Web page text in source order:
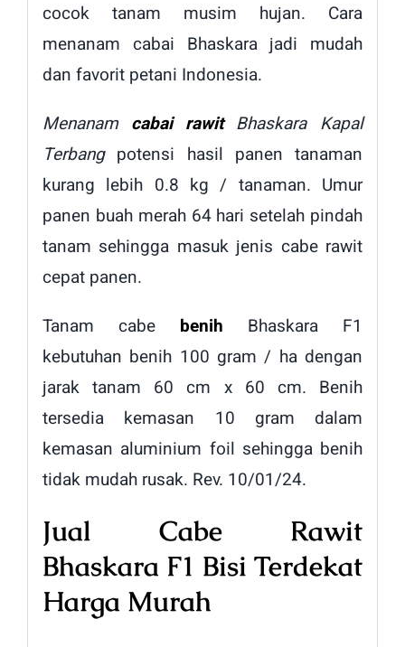
cocok tanam musim hujan. Cara
menanam cabai Bhaskara jadi mudah
dan favorit petani Indonesia.
Menanam cabai rawitBhaskara Kapal
Terbangpotensi hasil panen tanaman
kurang lebih 0.8 kg / tanaman. Umur
panen buah merah 64 hari setelah pindah
tanam sehingga masuk jenis cabe rawit
cepat panen.
Tanam cabe benih Bhaskara F1
kebutuhan benih 100 gram / ha dengan
jarak tanam 60 cm x 60 cm. Benih
tersedia kemasan 10 gram dalam
kemasan aluminium foil sehingga benih
tidak mudah rusak. Rev. 10/01/24.
Jual Cabe Rawit
Bhaskara F1 Bisi Terdekat
Harga Murah